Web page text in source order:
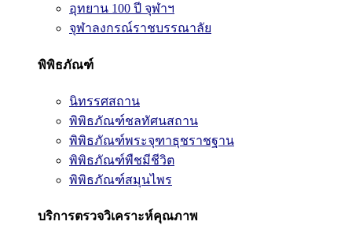
อุทยาน 100 ปี จุฬาฯ
จุฬาลงกรณ์ราชบรรณาลัย
พิพิธภัณฑ์
นิทรรศสถาน
พิพิธภัณฑ์ชลทัศนสถาน
พิพิธภัณฑ์พระจุฑาธุชราชฐาน
พิพิธภัณฑ์พืชมีชีวิต
พิพิธภัณฑ์สมุนไพร
บริการตรวจวิเคราะห์คุณภาพ